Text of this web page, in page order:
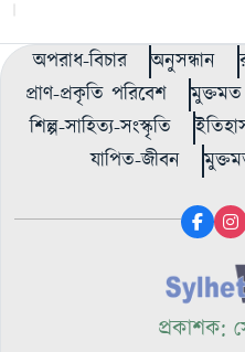
অপরাধ-বিচার অনুসন্ধান
প্রাণ-প্রকৃতি পরিবেশ
মুক্তমত
শিল্প-সাহিত্য-সংস্কৃতি
যাপিত-জীবন
প্রকাশক: